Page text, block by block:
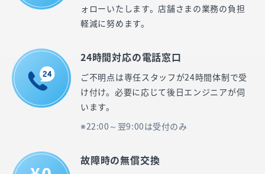
ォローいたします。店舗さまの業務の負担
軽減に努めます。
24時間対応の電話窓口
ご不明点は専任スタッフが24時間体制で受
け付け。必要に応じて後日エンジニアが伺
います。
22:00～翌9:00は受付のみ
故障時の無償交換